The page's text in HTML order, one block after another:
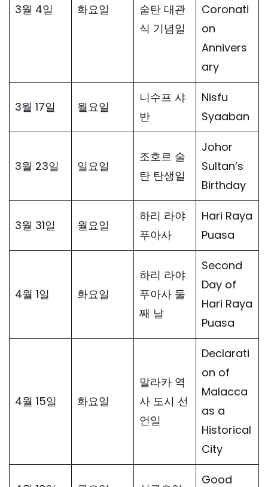
3월 4일 화요일
술탄 대관
식 기념일
Coronati
on
Annivers
ary
3월 17일 월요일
니수프 샤
반
Nisfu
Syaaban
3월 23일 일요일
조호르 술
탄 탄생일
Johor
Sultan’s
Birthday
3월 31일 월요일
하리 라야
푸아사
Hari Raya
Puasa
4월 1일 화요일
하리 라야
푸아사 둘
째 날
Second
Day of
Hari Raya
Puasa
4월 15일 화요일
말라카 역
사 도시 선
언일
Declarati
on of
Malacca
as a
Historical
City
Good